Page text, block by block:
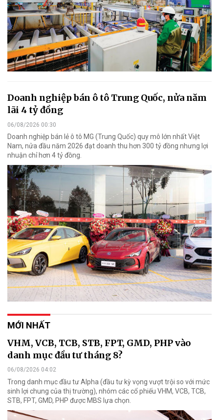
Doanh nghiệp bán ô tô Trung Quốc, nửa năm
lãi 4 tỷ đồng
06/08/2026 00:30
Doanh nghiệp bán lẻ ô tô MG (Trung Quốc) quy mô lớn nhất Việt
Nam, nửa đầu năm 2026 đạt doanh thu hơn 300 tỷ đồng nhưng lợi
nhuận chỉ hơn 4 tỷ đồng.
MỚI NHẤT
VHM, VCB, TCB, STB, FPT, GMD, PHP vào
danh mục đầu tư tháng 8?
06/08/2026 04:02
Trong danh mục đầu tư Alpha (đầu tư kỳ vọng vượt trội so với mức
sinh lợi chung của thị trường), nhóm các cổ phiếu VHM, VCB, TCB,
STB, FPT, GMD, PHP được MBS lựa chọn.